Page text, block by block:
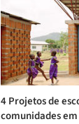
4 Projetos de
comunidades